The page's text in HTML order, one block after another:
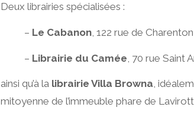
Deux librairies spécialisées :
– Le Cabanon, 122 rue de
– Librairie du Camée , 70 rue Saint
ainsi qu’à la librairie Villa Browna,
mitoyenne de l’immeuble phare de